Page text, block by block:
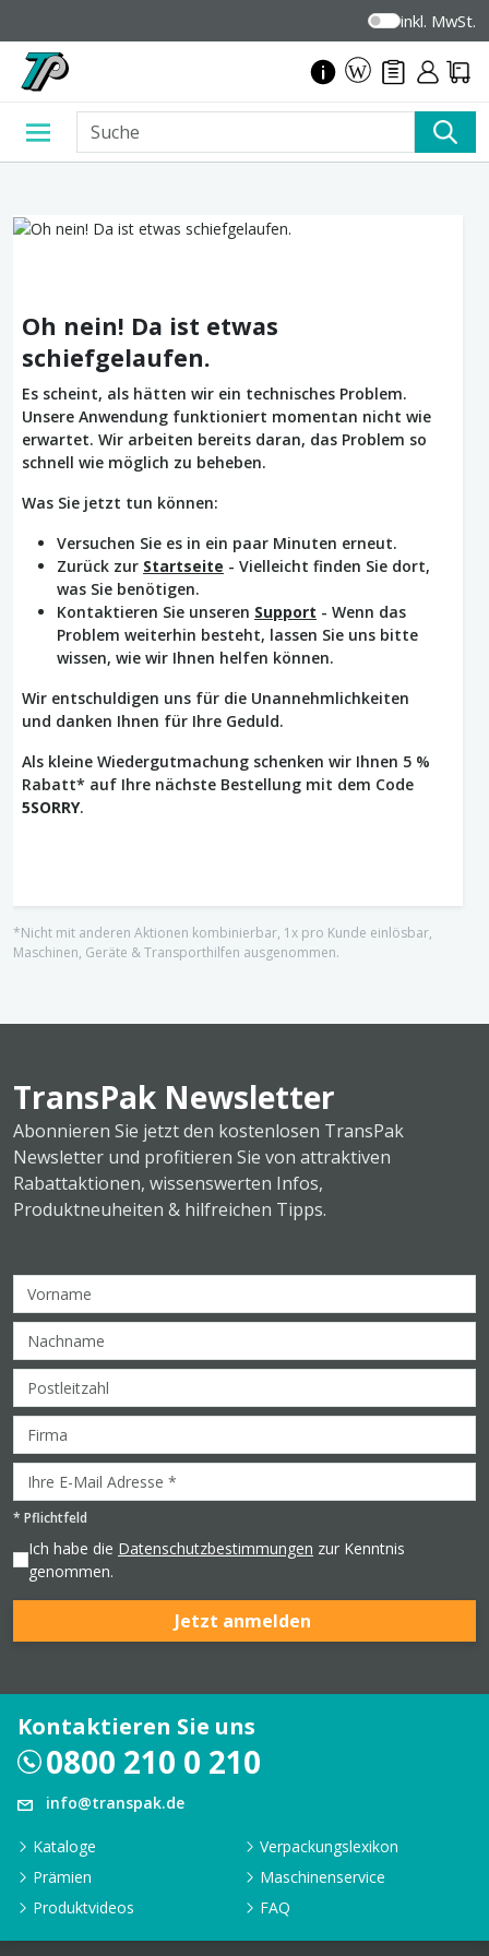
inkl. MwSt.
Oh nein! Da ist etwas
schiefgelaufen.
Es scheint, als hätten wir ein technisches Problem.
Unsere Anwendung funktioniert momentan nicht wie
erwartet. Wir arbeiten bereits daran, das Problem so
schnell wie möglich zu beheben.
Was Sie jetzt tun können:
Versuchen Sie es in ein paar Minuten erneut.
Zurück zur Startseite - Vielleicht finden Sie dort,
was Sie benötigen.
Kontaktieren Sie unseren Support - Wenn das
Problem weiterhin besteht, lassen Sie uns bitte
wissen, wie wir Ihnen helfen können.
Wir entschuldigen uns für die Unannehmlichkeiten
und danken Ihnen für Ihre Geduld.
Als kleine Wiedergutmachung schenken wir Ihnen 5 %
Rabatt* auf Ihre nächste Bestellung mit dem Code
5SORRY.
*Nicht mit anderen Aktionen kombinierbar, 1x pro Kunde einlösbar,
Maschinen, Geräte & Transporthilfen ausgenommen.
TransPak Newsletter
Abonnieren Sie jetzt den kostenlosen TransPak
Newsletter und profitieren Sie von attraktiven
Rabattaktionen, wissenswerten Infos,
Produktneuheiten & hilfreichen Tipps.
* Pflichtfeld
Ich habe die Datenschutzbestimmungen zur Kenntnis
genommen.
Jetzt anmelden
Kontaktieren Sie uns
0800 210 0 210
info@transpak.de
Kataloge
Verpackungslexikon
Prämien
Maschinenservice
Produktvideos
FAQ